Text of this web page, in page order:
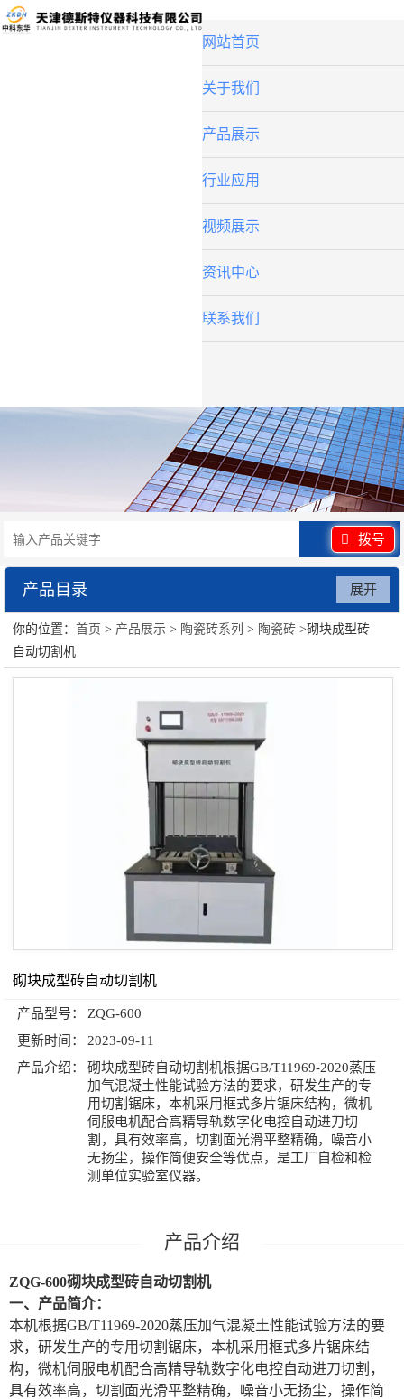
网站首页
关于我们
产品展示
行业应用
视频展示
资讯中心
联系我们
拨号
产品目录
陶瓷砖系列
展开
你的位置：首页 > 产品展示 > 陶瓷砖系列 > 陶瓷砖 >砌块成型砖
自动切割机
砌块成型砖自动切割机
产品型号：
ZQG-600
更新时间：
2023-09-11
产品介绍：
砌块成型砖自动切割机根据GB/T11969-2020蒸压
加气混凝土性能试验方法的要求，研发生产的专
用切割锯床，本机采用框式多片锯床结构，微机
伺服电机配合高精导轨数字化电控自动进刀切
割，具有效率高，切割面光滑平整精确，噪音小
无扬尘，操作简便安全等优点，是工厂自检和检
测单位实验室仪器。
ZQG-600砌块成型砖自动切割机
一、产品简介：
本机根据GB/T11969-2020蒸压加气混凝土性能试验方法的要
求，研发生产的专用切割锯床，本机采用框式多片锯床结
构，微机伺服电机配合高精导轨数字化电控自动进刀切割，
具有效率高，切割面光滑平整精确，噪音小无扬尘，操作简